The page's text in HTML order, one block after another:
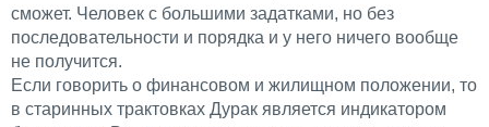
сможет. Человек с большими задатками, но без
последовательности и порядка и у него ничего вообще
не получится.
Если говорить о финансовом и жилищном положении, то
в старинных трактовках Дурак является индикатором